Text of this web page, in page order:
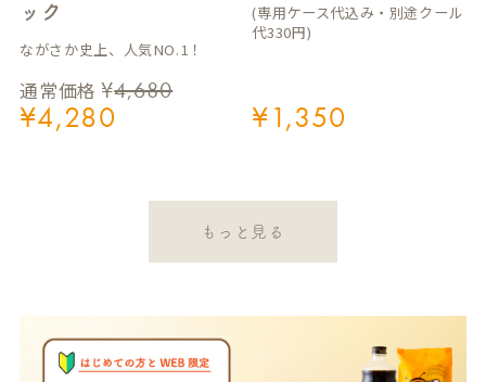
ック
通常価格 ¥4,680
¥4,280
ながさか史上、人気NO.1！
¥1,350
(専用ケース代込み・別途クール
代330円)
もっと見る